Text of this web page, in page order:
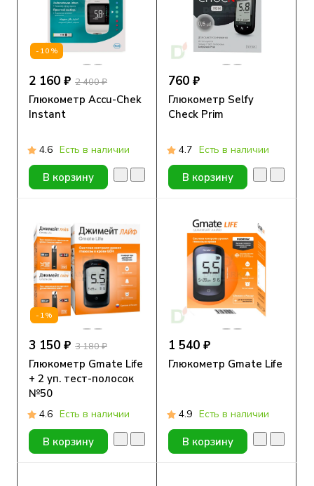
-10%
2 160 ₽ 2 400 ₽
Глюкометр Accu-Chek
Instant
4.6 Есть в наличии
В корзину
760 ₽
Глюкометр Selfy
Check Prim
4.7 Есть в наличии
В корзину
-1%
3 150 ₽ 3 180 ₽
Глюкометр Gmate Life
+ 2 уп. тест-полосок
№50
4.6 Есть в наличии
В корзину
1 540 ₽
Глюкометр Gmate Life
4.9 Есть в наличии
В корзину